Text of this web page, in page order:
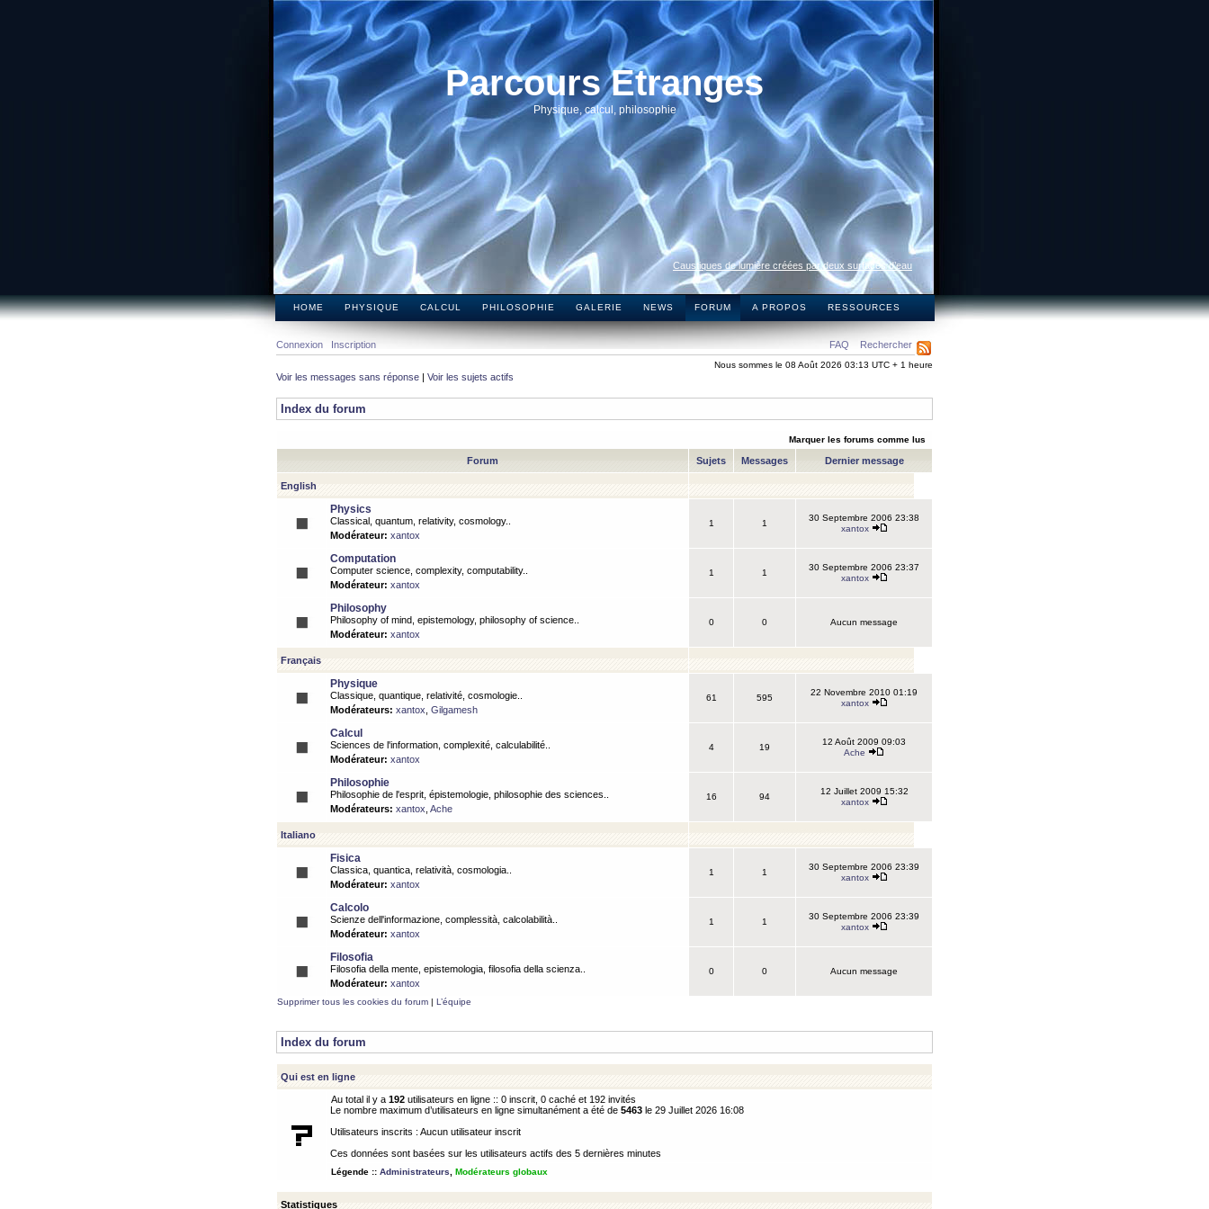
Parcours Etranges
Physique, calcul, philosophie
Caustiques de lumière créées par deux surfaces d’eau
HOME PHYSIQUE CALCUL PHILOSOPHIE GALERIE NEWS FORUM A PROPOS RESSOURCES
FAQ Rechercher
Connexion Inscription
Nous sommes le 08 Août 2026 03:13 UTC + 1 heure
Voir les messages sans réponse | Voir les sujets actifs
Index du forum
Marquer les forums comme lus
Forum Sujets Messages Dernier message
English
Physics
Classical, quantum, relativity, cosmology..
Modérateur: xantox
1 1
30 Septembre 2006 23:38
xantox
Computation
Computer science, complexity, computability..
Modérateur: xantox
1 1
30 Septembre 2006 23:37
xantox
Philosophy
Philosophy of mind, epistemology, philosophy of science..
Modérateur: xantox
0 0 Aucun message
Français
Physique
Classique, quantique, relativité, cosmologie..
Modérateurs: xantox Gilgamesh
61 595
22 Novembre 2010 01:19
xantox
Calcul
Sciences de l'information, complexité, calculabilité..
Modérateur: xantox
4 19
12 Août 2009 09:03
Ache
Philosophie
Philosophie de l'esprit, épistemologie, philosophie des sciences..
Modérateurs: xantox Ache
16 94
12 Juillet 2009 15:32
xantox
Italiano
Fisica
Classica, quantica, relatività, cosmologia..
Modérateur: xantox
1 1
30 Septembre 2006 23:39
xantox
Calcolo
Scienze dell'informazione, complessità, calcolabilità..
Modérateur: xantox
1 1
30 Septembre 2006 23:39
xantox
Filosofia
Filosofia della mente, epistemologia, filosofia della scienza..
Modérateur: xantox
0 0 Aucun message
Supprimer tous les cookies du forum | L’équipe
Index du forum
Qui est en ligne
Au total il y a 192 utilisateurs en ligne :: 0 inscrit, 0 caché et 192 invités
Le nombre maximum d’utilisateurs en ligne simultanément a été de 5463 le 29 Juillet 2026 16:08
Utilisateurs inscrits : Aucun utilisateur inscrit
Ces données sont basées sur les utilisateurs actifs des 5 dernières minutes
Légende :: Administrateurs Modérateurs globaux
Statistiques